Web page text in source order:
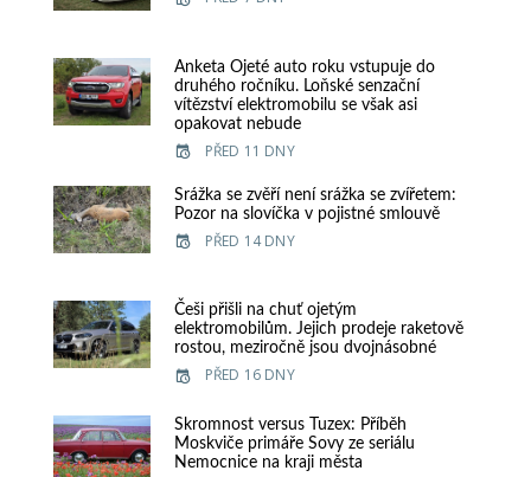
Anketa Ojeté auto roku vstupuje do
druhého ročníku. Loňské senzační
vítězství elektromobilu se však asi
opakovat nebude
PŘED 11 DNY
Srážka se zvěří není srážka se zvířetem:
Pozor na slovíčka v pojistné smlouvě
PŘED 14 DNY
Češi přišli na chuť ojetým
elektromobilům. Jejich prodeje raketově
rostou, meziročně jsou dvojnásobné
PŘED 16 DNY
Skromnost versus Tuzex: Příběh
Moskviče primáře Sovy ze seriálu
Nemocnice na kraji města